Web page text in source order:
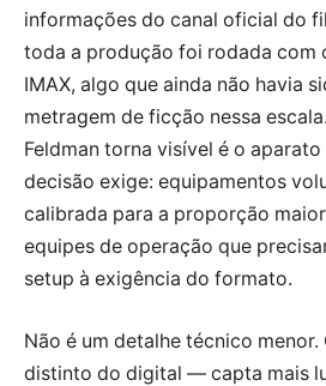
informações do canal oficial do
toda a produção foi rodada com
IMAX, algo que ainda não havia
metragem de ficção nessa
Feldman torna visível é o
decisão exige: equipamentos
calibrada para a proporção
equipes de operação que
setup à exigência do formato.
Não é um detalhe técnico
distinto do digital — capta mais